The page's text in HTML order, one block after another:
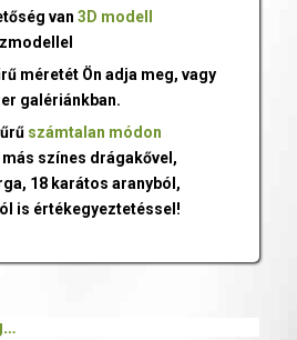
van 3D modell
méretét Ön adja meg, vagy
galériánkban.
számtalan módon
más színes drágakővel,
18 karátos aranyból,
is értékegyeztetéssel!